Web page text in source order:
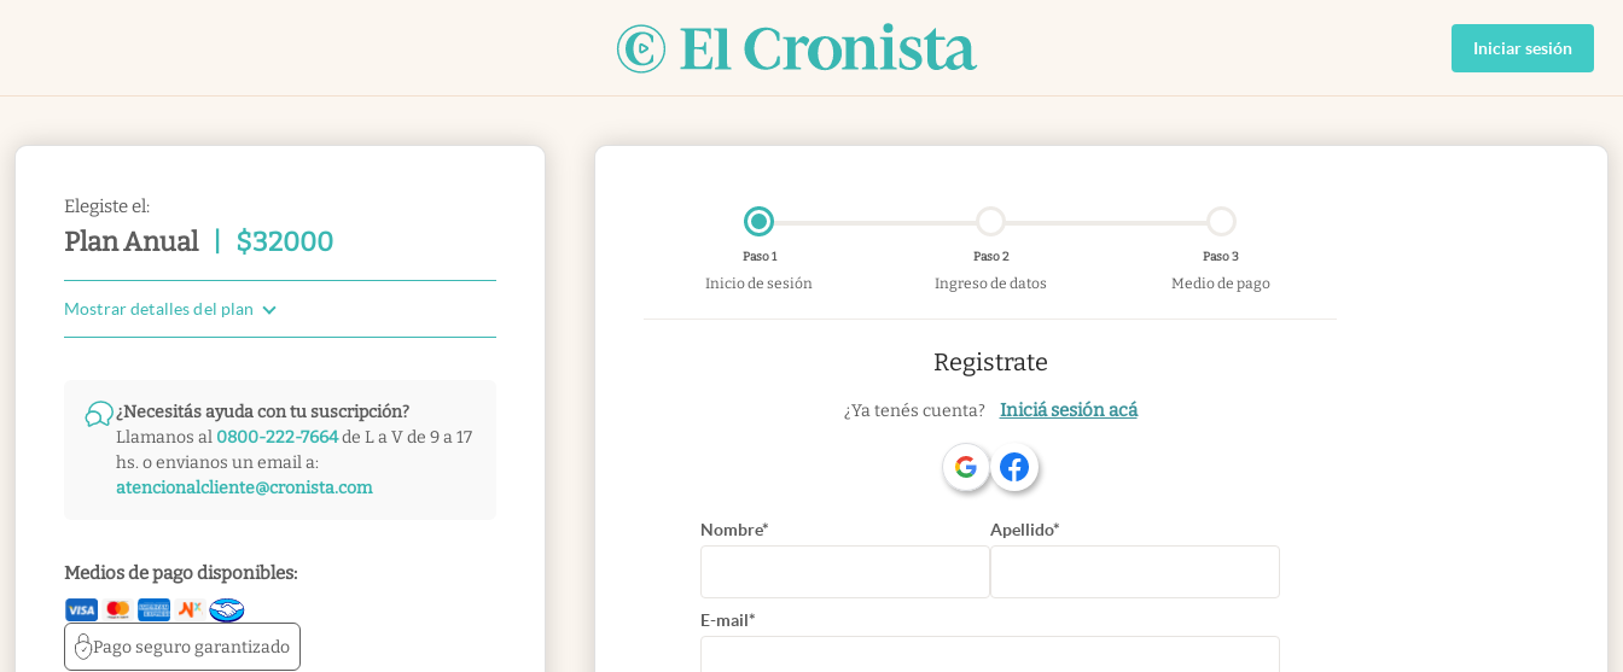
Iniciar sesión
Elegiste el:
Plan Anual $32000
Mostrar detalles del plan
¿Necesitás ayuda con tu suscripción?
Llamanos al 0800-222-7664de L a V de 9 a 17
hs. o envianos un email a:
atencionalcliente@cronista.com
Medios de pago disponibles:
Pago segurogarantizado
Paso 1
Inicio de sesión
Paso 2
Ingreso de datos
Paso 3
Medio de pago
Registrate
¿Ya tenés cuenta? Iniciá sesión acá
Nombre* Apellido*
E-mail*